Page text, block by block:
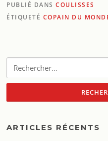
PUBLIÉ DANSCOULISSES
ÉTIQUETÉ COPAIN DU
ARTICLES RÉCENTS